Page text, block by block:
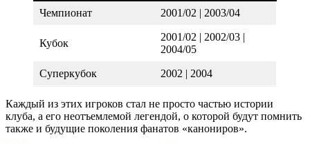
Чемпионат 2001/02 | 2003/04
Кубок
2001/02 | 2002/03 |
2004/05
Суперкубок 2002 | 2004
Каждый из этих игроков стал не просто частью истории
клуба, а его неотъемлемой легендой, о которой будут помнить
также и будущие поколения фанатов «канониров».